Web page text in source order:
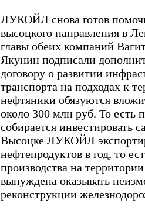
ЛУКОЙЛ снова готов
высоцкого направления в
главы обеих компаний
Якунин подписали
договору о развитии
транспорта на подходах к
нефтяники обязуются
около 300 млн руб. То есть
собирается инвестировать
Высоцке ЛУКОЙЛ
нефтепродуктов в год, то
производства на
вынуждена оказывать
реконструкции